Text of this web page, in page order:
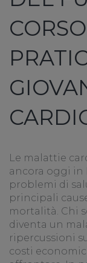
Le malattie
ancora oggi
problemi di
principali
mortalità. Chi
diventa un
ripercussioni
costi